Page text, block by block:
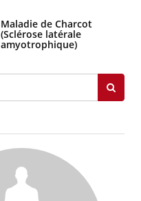
Maladie de Charcot
(Sclérose latérale
amyotrophique)